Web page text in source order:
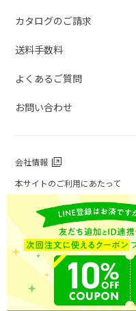
カタログのご請求
送料手数料
よくあるご質問
お問い合わせ
会社情報
本サイトのご利用にあたって
個人情報保護方針
個人情報取扱について
特定商取引法に基づく表記
お問い合わせ
ニチレイフーズ公式ホームページ